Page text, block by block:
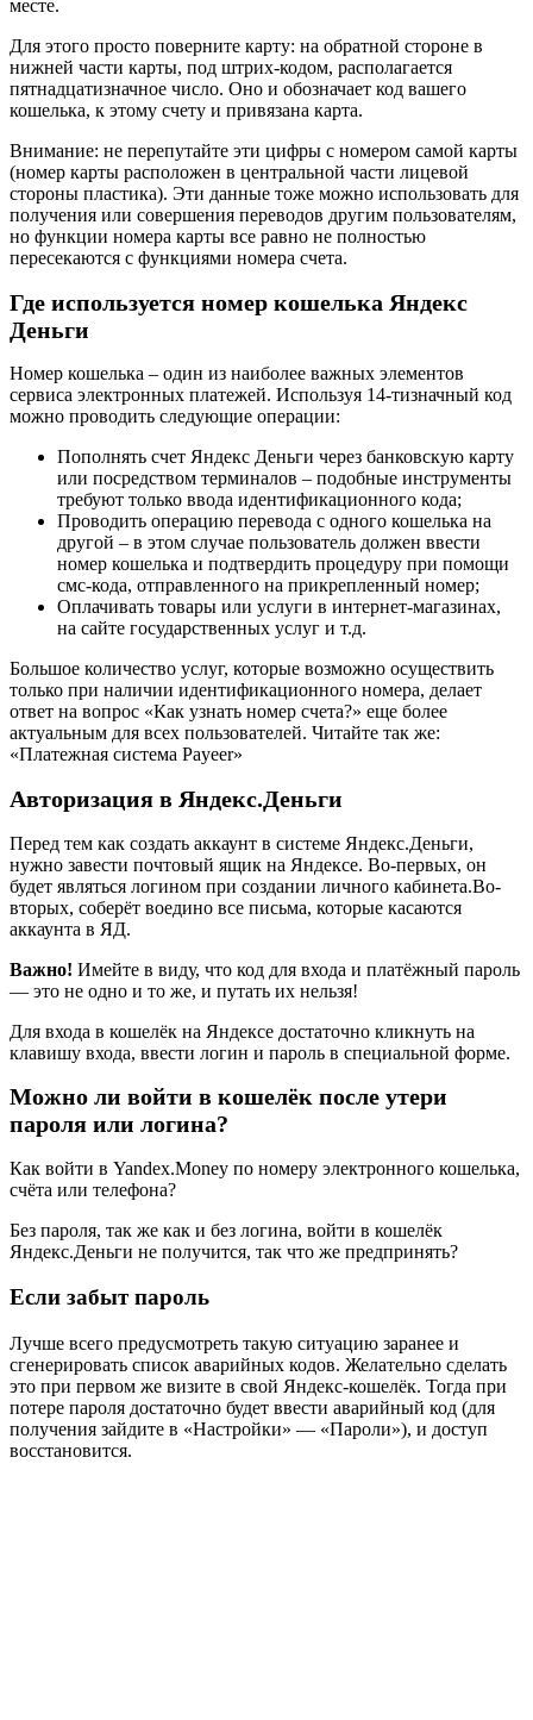
месте.
Для этого просто поверните карту: на обратной стороне в
нижней части карты, под штрих-кодом, располагается
пятнадцатизначное число. Оно и обозначает код вашего
кошелька, к этому счету и привязана карта.
Внимание: не перепутайте эти цифры с номером самой карты
(номер карты расположен в центральной части лицевой
стороны пластика). Эти данные тоже можно использовать для
получения или совершения переводов другим пользователям,
но функции номера карты все равно не полностью
пересекаются с функциями номера счета.
Где используется номер кошелька Яндекс
Деньги
Номер кошелька – один из наиболее важных элементов
сервиса электронных платежей. Используя 14-тизначный код
можно проводить следующие операции:
Пополнять счет Яндекс Деньги через банковскую карту
или посредством терминалов – подобные инструменты
требуют только ввода идентификационного кода;
Проводить операцию перевода с одного кошелька на
другой – в этом случае пользователь должен ввести
номер кошелька и подтвердить процедуру при помощи
смс-кода, отправленного на прикрепленный номер;
Оплачивать товары или услуги в интернет-магазинах,
на сайте государственных услуг и т.д.
Большое количество услуг, которые возможно осуществить
только при наличии идентификационного номера, делает
ответ на вопрос «Как узнать номер счета?» еще более
актуальным для всех пользователей. Читайте так же:
«Платежная система Payeer»
Авторизация в Яндекс.Деньги
Перед тем как создать аккаунт в системе Яндекс.Деньги,
нужно завести почтовый ящик на Яндексе. Во-первых, он
будет являться логином при создании личного кабинета.Во-
вторых, соберёт воедино все письма, которые касаются
аккаунта в ЯД.
Важно! Имейте в виду, что код для входа и платёжный пароль
— это не одно и то же, и путать их нельзя!
Для входа в кошелёк на Яндексе достаточно кликнуть на
клавишу входа, ввести логин и пароль в специальной форме.
Можно ли войти в кошелёк после утери
пароля или логина?
Как войти в Yandex.Money по номеру электронного кошелька,
счёта или телефона?
Без пароля, так же как и без логина, войти в кошелёк
Яндекс.Деньги не получится, так что же предпринять?
Если забыт пароль
Лучше всего предусмотреть такую ситуацию заранее и
сгенерировать список аварийных кодов. Желательно сделать
это при первом же визите в свой Яндекс-кошелёк. Тогда при
потере пароля достаточно будет ввести аварийный код (для
получения зайдите в «Настройки» — «Пароли»), и доступ
восстановится.